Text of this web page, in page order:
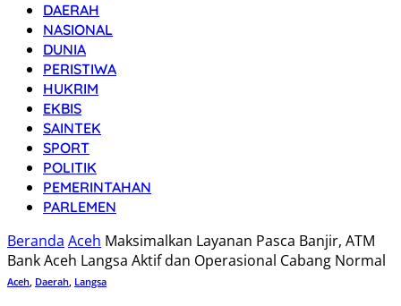
DAERAH
NASIONAL
DUNIA
PERISTIWA
HUKRIM
EKBIS
SAINTEK
SPORT
POLITIK
PEMERINTAHAN
PARLEMEN
Beranda Aceh Maksimalkan Layanan Pasca Banjir, ATM
Bank Aceh Langsa Aktif dan Operasional Cabang Normal
Aceh, Daerah, Langsa